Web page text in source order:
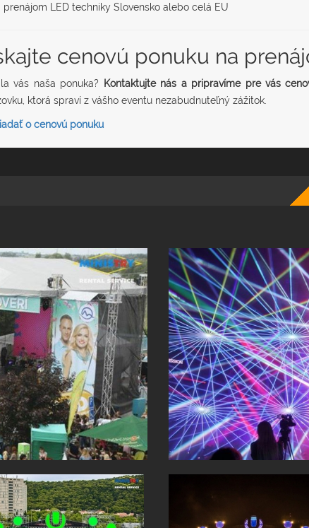
prenájom LED techniky Slovensko alebo celá EU
cenovú ponuku na
vás naša ponuka? Kontaktujte nás a pripravíme pre vás
ktorá spraví z vášho eventu nezabudnuteľný zážitok.
o cenovú ponuku